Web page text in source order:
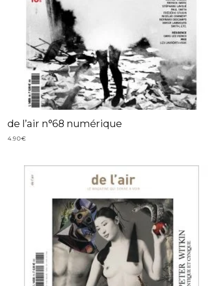
de l’air n°68 numérique
4.90€